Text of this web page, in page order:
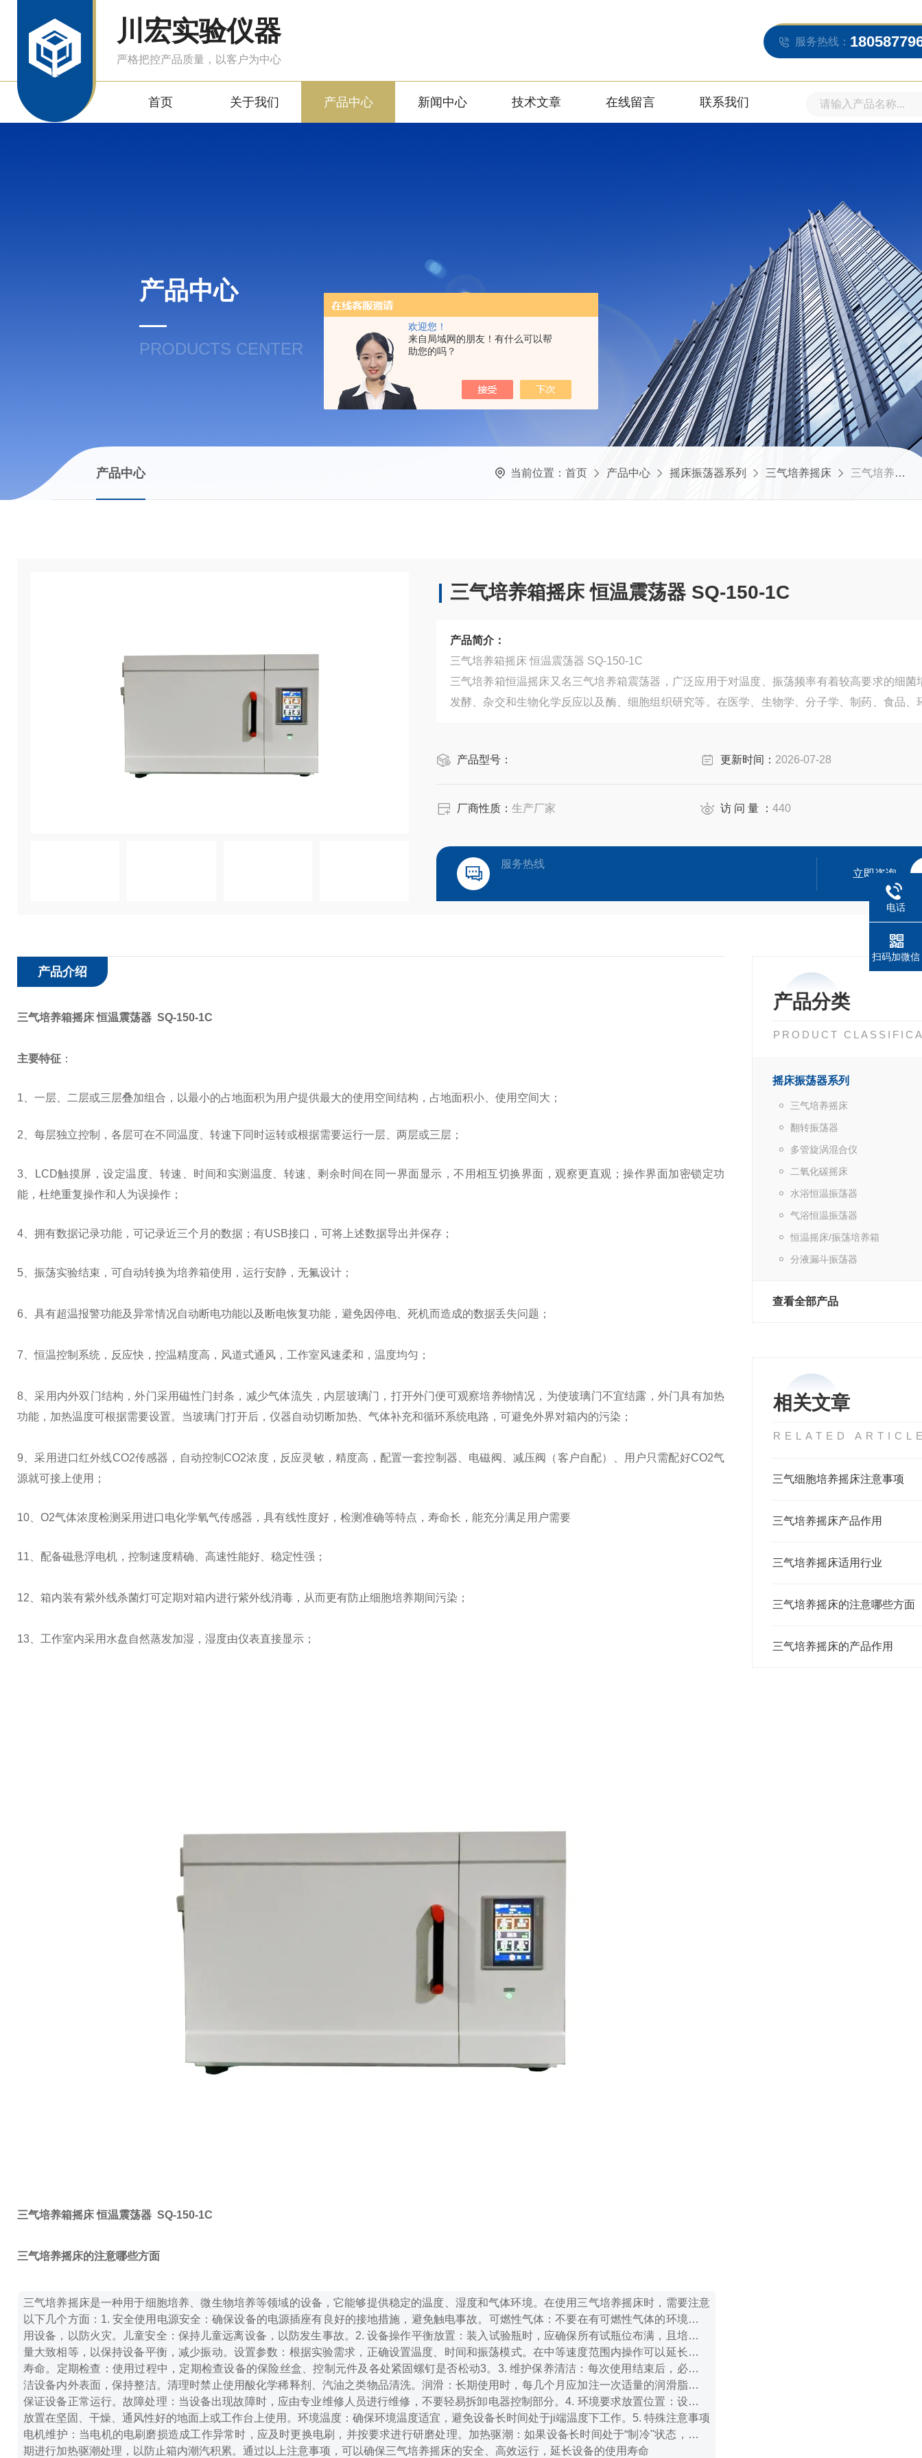
欢迎您！
来自局域网的朋友！有什么可以帮
助您的吗？
川宏实验仪器
严格把控产品质量，以客户为中心
服务热线：
首页 关于我们 产品中心 新闻中心 技术文章 在线留言 联系我们
产品中心
PRODUCTS CENTER
产品中心 当前位置： 首页 产品中心 摇床振荡器系列 三气培养摇床 三气培养箱摇床 恒温震荡器 SQ-150-1C
三气培养箱摇床 恒温震荡器 SQ-150-1C
产品简介：
三气培养箱摇床 恒温震荡器 SQ-150-1C
三气培养箱恒温摇床又名三气培养箱震荡器，广泛应用于对温度、振荡频率有着较高要求的细菌
发酵、杂交和生物化学反应以及酶、细胞组织研究等。在医学、生物学、分子学、制药、食品、
产品型号： 更新时间： 2026-07-28
厂商性质： 生产厂家 访 问 量 ：440
服务热线
立即咨询
产品分类
PRODUCT
摇床振荡器系列
三气培养摇床
翻转振荡器
多管旋涡混合仪
二氧化碳摇床
水浴恒温振荡器
气浴恒温振荡器
恒温摇床/振荡培养箱
分液漏斗振荡器
查看全部产品
相关文章
RELATED
三气细胞培养摇床注意事项
三气培养摇床产品作用
三气培养摇床适用行业
三气培养摇床的注意哪些方面
三气培养摇床的产品作用
产品介绍
三气培养箱摇床 恒温震荡器 SQ-150-1C
主要特征 ：
1、一层、二层或三层叠加组合，以最小的占地面积为用户提供最大的使用空间结构，占地面积小、使用空间大；
2、每层独立控制，各层可在不同温度、转速下同时运转或根据需要运行一层、两层或三层；
3 、LCD触摸屏，设定温度、转速、时间和实测温度、转速、剩余时间在同一界面显示，不用相互切换界面，观察更直观；操作界面加密锁定功
能，杜绝重复操作和人为误操作；
4、拥有数据记录功能，可记录近三个月的数据；有USB接口，可将上述数据导出并保存；
5 、振荡实验结束，可自动转换为培养箱使用，运行安静，无氟设计；
6 、具有超温报警功能及异常情况自动断电功能以及断电恢复功能，避免因停电、死机而造成的数据丢失问题；
7 、恒温控制系统，反应快，控温精度高，风道式通风，工作室风速柔和，温度均匀；
8 、采用内外双门结构，外门采用磁性门封条，减少气体流失，内层玻璃门，打开外门便可观察培养物情况，为使玻璃门不宜结露，外门具有加热
功能，加热温度可根据需要设置。当玻璃门打开后，仪器自动切断加热、气体补充和循环系统电路，可避免外界对箱内的污染；
9 、采用进口红外线CO2传感器，自动控制CO2浓度，反应灵敏，精度高，配置一套控制器、电磁阀、减压阀（客户自配）、用户只需配好CO2气
源就可接上使用；
10、O2气体浓度检测采用进口电化学氧气传感器，具有线性度好，检测准确等特点，寿命长，能充分满足用户需要
11 、配备磁悬浮电机，控制速度精确、高速性能好、稳定性强；
12 、箱内装有紫外线杀菌灯可定期对箱内进行紫外线消毒，从而更有防止细胞培养期间污染；
13 、工作室内采用水盘自然蒸发加湿，湿度由仪表直接显示；
三气培养箱摇床 恒温震荡器 SQ-150-1C
三气培养摇床的注意哪些方面
三气培养摇床是一种用于细胞培养、微生物培养等领域的设备，它能够提供稳定的温度、湿度和气体环境。在使用三气培养摇床时，需要注意
以下几个方面： 1. 安全使用 电源安全：确保设备的电源插座有良好的接地措施，避免触电事故。 可燃性气体：不要在有可燃性气体的环境中使
用设备，以防火灾。
儿童安全：保持儿童远离设备，以防发生事故。 2. 设备操作平衡放置：装入试验瓶时，应确保所有试瓶位布满，且培养液
量大致相等，以保持设备平衡，减少振动。 设置参数：根据实验需求，正确设置温度、时间和振荡模式。在中等速度范围内操作可以延长设备
寿命。 定期检查：使用过程中，定期检查设备的保险丝盒、控制元件及各处紧固螺钉是否松动3。 3. 维护保养清洁：每次使用结束后，必须清
洁设备内外表面，保持整洁。清理时禁止使用酸化学稀释剂、汽油之类物品清洗。润滑：长期使用时，每几个月应加注一次适量的润滑脂，以
保证设备正常运行。故障处理：当设备出现故障时，应由专业维修人员进行维修，不要轻易拆卸电器控制部分。4. 环境要求放置位置：设备应
放置在坚固、干燥、通风性好的地面上或工作台上使用。 环境温度：确保环境温度适宜，避免设备长时间处于ji端温度下工作。 5. 特殊注意事项
电机维护：当电机的电刷磨损造成工作异常时，应及时更换电刷，并按要求进行研磨处理。 加热驱潮：如果设备长时间处于“制冷"状态，应定
期进行加热驱潮处理，以防止箱内潮汽积累。 通过以上注意事项，可以确保三气培养摇床的安全、高效运行，延长设备的使用寿命
电话
扫码加微信